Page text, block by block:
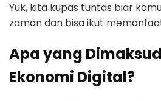
Yuk, kita kupas tuntas biar
zaman dan bisa ikut
Apa yang
Ekonomi Digital?